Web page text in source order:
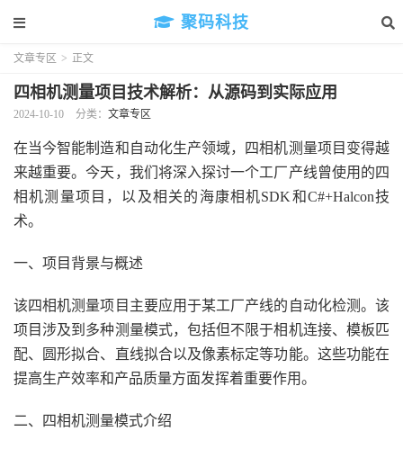
聚码科技
文章专区 > 正文
四相机测量项目技术解析：从源码到实际应用
2024-10-10 分类： 文章专区
在当今智能制造和自动化生产领域，四相机测量项目变得越
来越重要。今天，我们将深入探讨一个工厂产线曾使用的四
相机测量项目，以及相关的海康相机SDK和C#+Halcon技
术。
一、项目背景与概述
该四相机测量项目主要应用于某工厂产线的自动化检测。该
项目涉及到多种测量模式，包括但不限于相机连接、模板匹
配、圆形拟合、直线拟合以及像素标定等功能。这些功能在
提高生产效率和产品质量方面发挥着重要作用。
二、四相机测量模式介绍